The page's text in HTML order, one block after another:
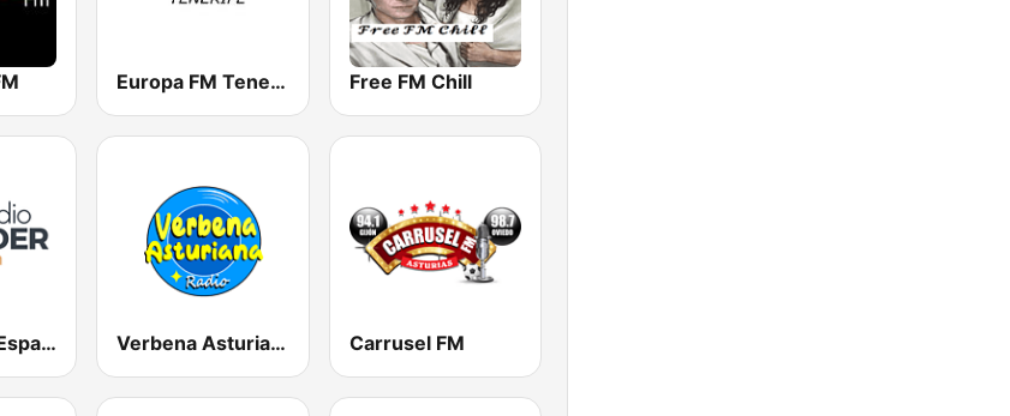
Europa FM Tenerife 103.3 Free FM Chill
Radio Líder España Verbena Asturiana Radio Carrusel FM